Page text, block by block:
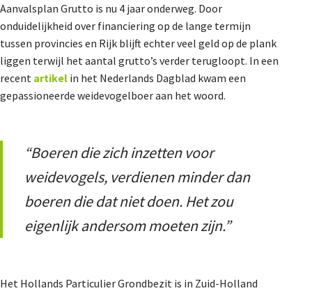
Aanvalsplan Grutto is nu 4 jaar onderweg. Door
onduidelijkheid over financiering op de lange termijn
tussen provincies en Rijk blijft echter veel geld op de plank
liggen terwijl het aantal grutto’s verder terugloopt. In een
recent artikel in het Nederlands Dagblad kwam een
gepassioneerde weidevogelboer aan het woord.
“Boeren die zich inzetten voor
weidevogels, verdienen minder dan
boeren die dat niet doen. Het zou
eigenlijk andersom moeten zijn.”
Het Hollands Particulier Grondbezit is in Zuid-Holland
Provincies
Dossiers
De Landeigenaar
Contact